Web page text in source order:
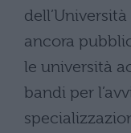
ancora
le università
bandi per